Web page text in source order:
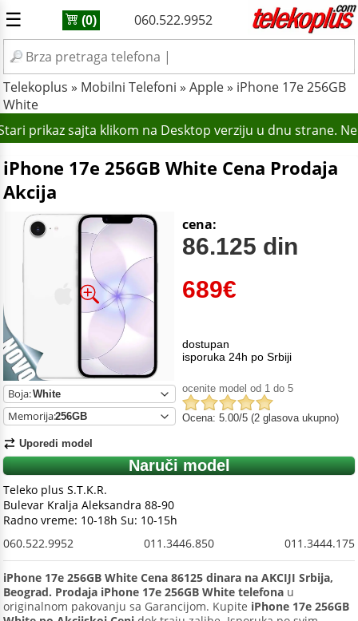
☰ (0) 060.522.9952
Telekoplus » Mobilni Telefoni » Apple» iPhone 17e 256GB
White
prikaz sajta klikom na Desktop verziju u dnu strane.
iPhone 17e 256GB White Cena Prodaja
Akcija
Boja:
Memorija:
Uporedi model
689€
cena:
86.125 din
dostupan
isporuka 24h po Srbiji
ocenite model od 1 do 5
Ocena: 5.00/5 (2 glasova ukupno)
Naruči model
Teleko plus S.T.K.R.
Bulevar Kralja Aleksandra 88-90
Radno vreme: 10-18h Su: 10-15h
060.522.9952
011.3446.850 011.3444.175
iPhone 17e 256GB White Cena 86125 dinara na AKCIJI Srbija,
Beograd. Prodaja iPhone 17e 256GB White telefona u
originalnom pakovanju sa Garancijom. Kupite iPhone 17e 256GB